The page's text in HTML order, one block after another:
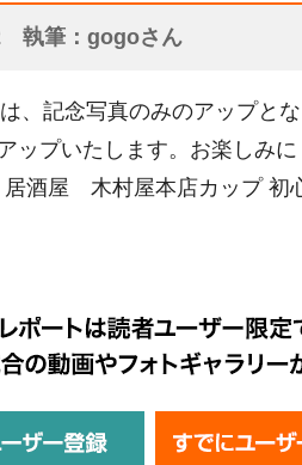
執筆 gogoさん
、記念写真のみのアップと
ップいたします。お楽しみ
居酒屋 木村屋本店カップ 初